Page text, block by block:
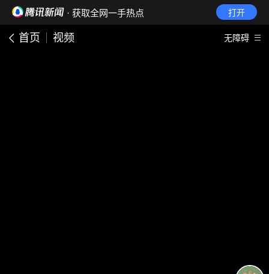
· 获取全网一手热点 打开
首页 视频 无障碍